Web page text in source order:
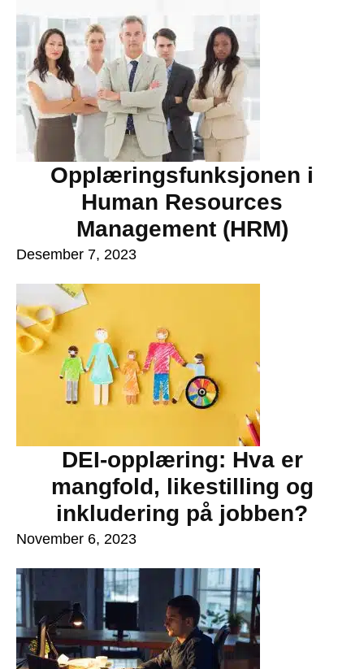
Opplæringsfunksjonen i
Human Resources
Management (HRM)
Desember 7, 2023
DEI-opplæring: Hva er
mangfold, likestilling og
inkludering på jobben?
November 6, 2023